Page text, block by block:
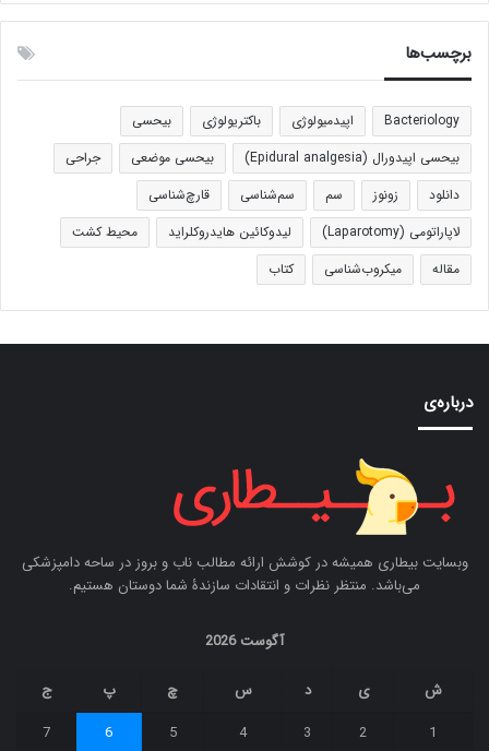
برچسب‌ها
Bacteriology اپیدمیولوژی باکتریولوژی
بیحسی
بیحسی اپیدورال (Epidural analgesia)
بیحسی موضعی
جراحی
دانلود
زونوز سم سم‌شناسی
قارچ‌شناسی
لاپاراتومی (Laparotomy)
لیدوکائین هایدروکلراید
محیط کشت
مقاله
میکروب‌شناسی کتاب
درباره‌ی
وبسایت بیطاری همیشه در کوشش ارائه مطالب ناب و بروز در ساحه دامپزشکی
می‌باشد. منتظر نظرات و انتقادات سازندۀ شما دوستان هستیم.
آگوست 2026
ش ی د س چ پ
ج
1
2
3
4
5
6
7